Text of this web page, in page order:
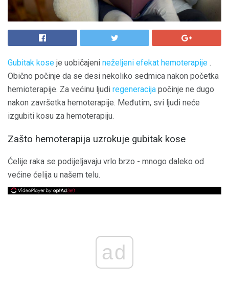
Gubitak kose je uobičajeni neželjeni efekat hemoterapije .
Obično počinje da se desi nekoliko sedmica nakon početka
hemioterapije. Za većinu ljudi regeneracija počinje ne dugo
nakon završetka hemoterapije. Međutim, svi ljudi neće
izgubiti kosu za hemoterapiju.
Zašto hemoterapija uzrokuje gubitak kose
Ćelije raka se podijeljavaju vrlo brzo - mnogo daleko od
većine ćelija u našem telu.
ad